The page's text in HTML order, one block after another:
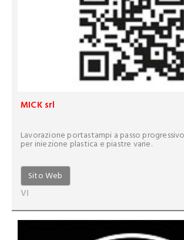
MICK srl
Lavorazione portastampi a passo
per iniezione plastica e piastre varie.
Sito Web
VI